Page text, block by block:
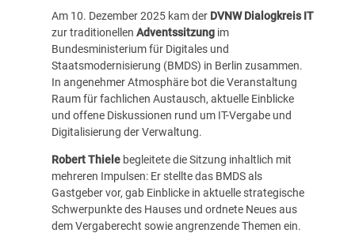
Am 10. Dezember 2025 kam der DVNW Dialogkreis IT
zur traditionellen Adventssitzungim
Bundesministerium für Digitales und
Staatsmodernisierung (BMDS) in Berlin zusammen.
In angenehmer Atmosphäre bot die Veranstaltung
Raum für fachlichen Austausch, aktuelle Einblicke
und offene Diskussionen rund um IT-Vergabe und
Digitalisierung der Verwaltung.
Robert Thielebegleitete die Sitzung inhaltlich mit
mehreren Impulsen: Er stellte das BMDS als
Gastgeber vor, gab Einblicke in aktuelle strategische
Schwerpunkte des Hauses und ordnete Neues aus
dem Vergaberecht sowie angrenzende Themen ein.